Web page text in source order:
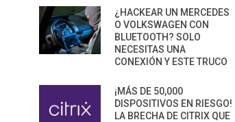
¿HACKEAR UN MERCEDES
O VOLKSWAGEN CON
BLUETOOTH? SOLO
NECESITAS UNA
CONEXIÓN Y ESTE TRUCO
¡MÁS DE 50,000
DISPOSITIVOS EN RIESGO!
LA BRECHA DE CITRIX QUE